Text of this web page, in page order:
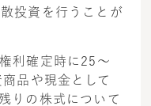
投資を行うことが
利確定時に25～
品や現金として
りの株式について